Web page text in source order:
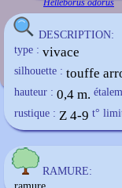
Helleborus odorus
DESCRIPTION:
type : vivace
silhouette : touffe
hauteur : 0,4 m.
rustique : Z 4-9 t°
RAMURE: